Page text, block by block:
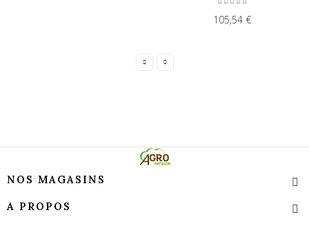
105,54 €
NOS MAGASINS
A PROPOS